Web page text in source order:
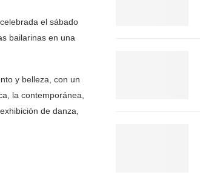
el sábado
bailarinas en una
y belleza, con un
la contemporánea,
de danza,